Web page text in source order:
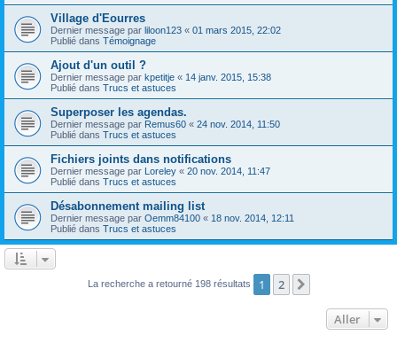
Village d'Eourres
Dernier message par liloon123 « 01 mars 2015, 22:02
Publié dans Témoignage
Ajout d'un outil ?
Dernier message par kpetitje « 14 janv. 2015, 15:38
Publié dans Trucs et astuces
Superposer les agendas.
Dernier message par Remus60 « 24 nov. 2014, 11:50
Publié dans Trucs et astuces
Fichiers joints dans notifications
Dernier message par Loreley « 20 nov. 2014, 11:47
Publié dans Trucs et astuces
Désabonnement mailing list
Dernier message par Oemm84100 « 18 nov. 2014, 12:11
Publié dans Trucs et astuces
La recherche a retourné 198 résultats 1 2
Aller